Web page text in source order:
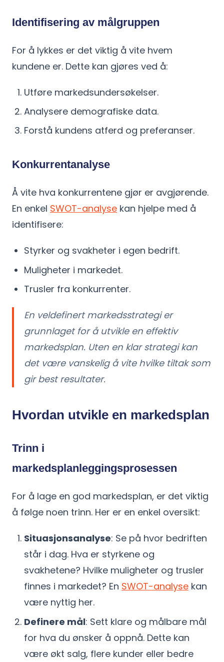
Identifisering av målgruppen
For å lykkes er det viktig å vite hvem
kundene er. Dette kan gjøres ved å:
Utføre markedsundersøkelser.
Analysere demografiske data.
Forstå kundens atferd og preferanser.
Konkurrentanalyse
Å vite hva konkurrentene gjør er avgjørende.
En enkel SWOT-analyse kan hjelpe med å
identifisere:
Styrker og svakheter i egen bedrift.
Muligheter i markedet.
Trusler fra konkurrenter.
En veldefinert markedsstrategi er
grunnlaget for å utvikle en effektiv
markedsplan. Uten en klar strategi kan
det være vanskelig å vite hvilke tiltak som
gir best resultater.
Hvordan utvikle en markedsplan
Trinn i
markedsplanleggingsprosessen
For å lage en god markedsplan, er det viktig
å følge noen trinn. Her er en enkel oversikt:
Situasjonsanalyse: Se på hvor bedriften
står i dag. Hva er styrkene og
svakhetene? Hvilke muligheter og trusler
finnes i markedet? En SWOT-analyse kan
være nyttig her.
Definere mål: Sett klare og målbare mål
for hva du ønsker å oppnå. Dette kan
være økt salg, flere kunder eller bedre